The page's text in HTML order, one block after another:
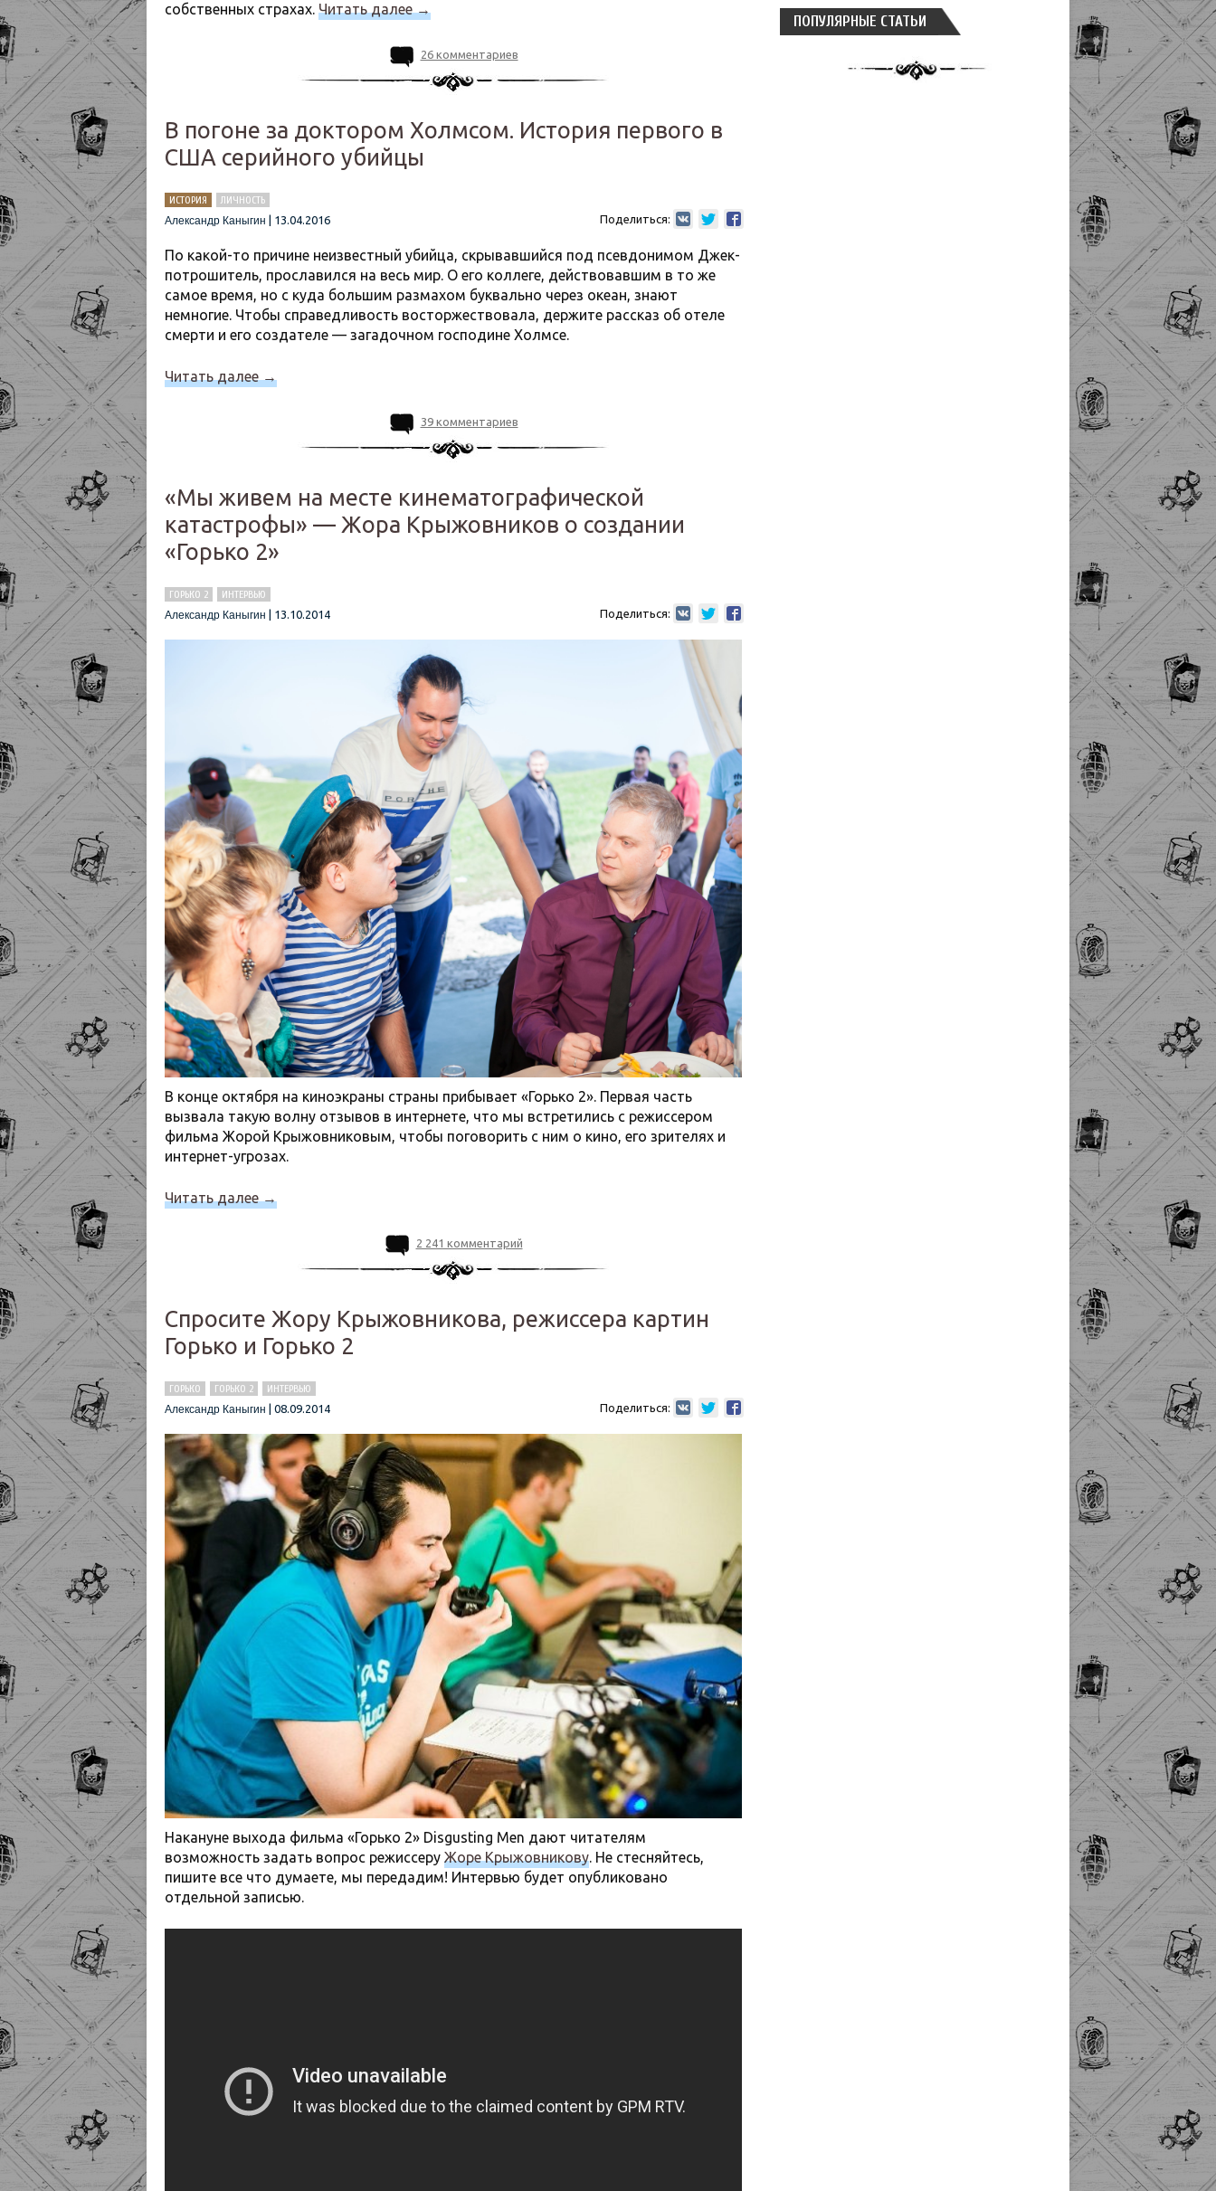
собственных страхах. Читать далее→
26 комментариев
В погоне за доктором Холмсом. История первого в
США серийного убийцы
ИСТОРИЯ
ЛИЧНОСТЬ
Александр Каныгин
13.04.2016 Поделиться:
По какой-то причине неизвестный убийца, скрывавшийся под псевдонимом Джек-
потрошитель, прославился на весь мир. О его коллеге, действовавшим в то же
самое время, но с куда большим размахом буквально через океан, знают
немногие. Чтобы справедливость восторжествовала, держите рассказ об отеле
смерти и его создателе — загадочном господине Холмсе.
Читать далее→
39 комментариев
«Мы живем на месте кинематографической
катастрофы» — Жора Крыжовников о создании
«Горько 2»
ГОРЬКО 2
ИНТЕРВЬЮ
Александр Каныгин
13.10.2014 Поделиться:
В конце октября на киноэкраны страны прибывает «Горько 2». Первая часть
вызвала такую волну отзывов в интернете, что мы встретились с режиссером
фильма Жорой Крыжовниковым, чтобы поговорить с ним о кино, его зрителях и
интернет-угрозах.
Читать далее→
2 241 комментарий
Спросите Жору Крыжовникова, режиссера картин
Горько и Горько 2
ГОРЬКО ГОРЬКО 2
ИНТЕРВЬЮ
Александр Каныгин
08.09.2014 Поделиться:
Накануне выхода фильма «Горько 2» Disgusting Men дают читателям
возможность задать вопрос режиссеру Жоре Крыжовникову. Не стесняйтесь,
пишите все что думаете, мы передадим! Интервью будет опубликовано
отдельной записью.
ПОПУЛЯРНЫЕ СТАТЬИ